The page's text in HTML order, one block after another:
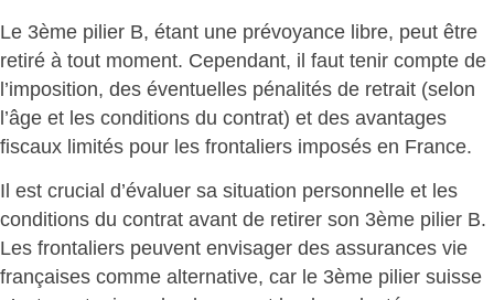
Le 3ème pilier B, étant une prévoyance libre, peut être
retiré à tout moment. Cependant, il faut tenir compte de
l’imposition, des éventuelles pénalités de retrait (selon
l’âge et les conditions du contrat) et des avantages
fiscaux limités pour les frontaliers imposés en France.
Il est crucial d’évaluer sa situation personnelle et les
conditions du contrat avant de retirer son 3ème pilier B.
Les frontaliers peuvent envisager des assurances vie
françaises comme alternative, car le 3ème pilier suisse